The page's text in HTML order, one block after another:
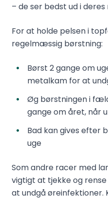
– de ser bedst ud i
For at holde pelsen i
regelmæssig børstning:
Børst 2 gange om
metalkam for at
Øg børstningen i
gange om året, når
Bad kan gives efter
uge
Som andre racer med
vigtigt at tjekke og
at undgå øreinfektioner.